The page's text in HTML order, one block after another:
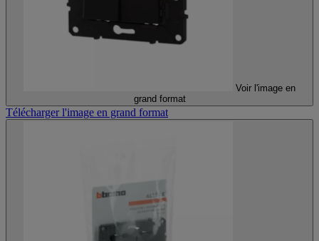
Voir l'image en
grand format
Télécharger l'image en grand format